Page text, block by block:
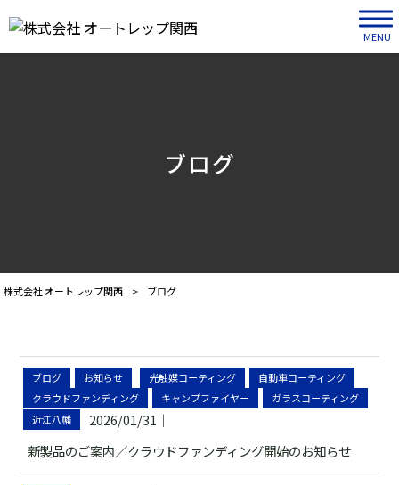
MENU
ブログ
株式会社 オートレップ関西 > ブログ
ブログ お知らせ 光触媒コーティング
自動車コーティング
クラウドファンディング
キャンプファイヤー
ガラスコーティング
近江八幡
2026/01/31 ｜
新製品のご案内／クラウドファンディング開始のお知らせ